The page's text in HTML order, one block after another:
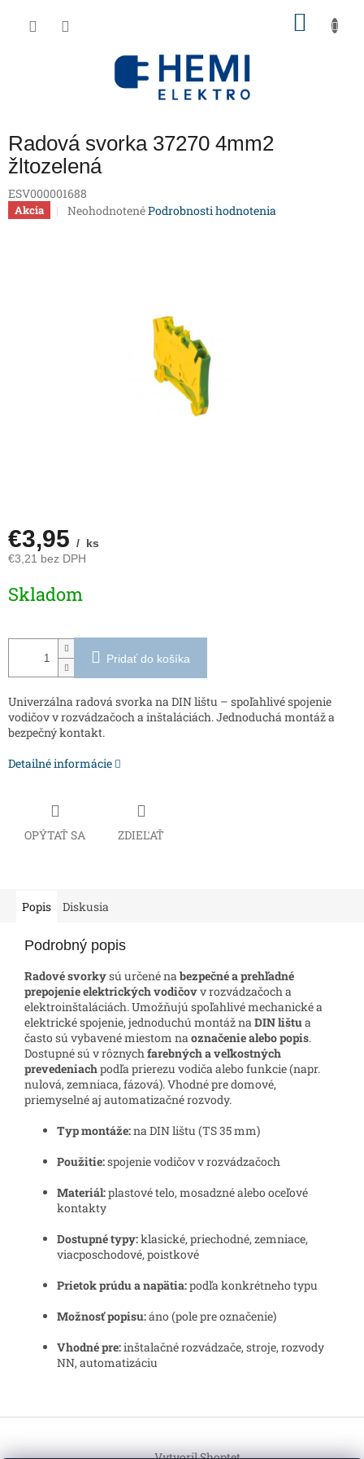
Radová svorka 37270 4mm2
žltozelená
ESV000001688
Akcia
Priemerné
NeohodnotenéPodrobnosti hodnotenia
€3,95 / ks
€3,21 bez DPH
cena:
Skladom
Pridať do košíka
Univerzálna radová svorka na DIN lištu – spoľahlivé spojenie
vodičov v rozvádzačoch a inštaláciách. Jednoduchá montáž a
bezpečný kontakt.
Detailné informácie
OPÝTAŤ SA ZDIEĽAŤ
Popis Diskusia
Podrobný popis
Radové svorkysú určené nabezpečné a prehľadné
prepojenie elektrických vodičovv rozvádzačoch a
elektroinštaláciách. Umožňujú spoľahlivé mechanické a
elektrické spojenie, jednoduchú montáž naDIN lištua
často sú vybavené miestom naoznačenie alebo popis.
Dostupné sú v rôznychfarebných a veľkostných
prevedeniachpodľa prierezu vodiča alebo funkcie (napr.
nulová, zemniaca, fázová). Vhodné pre domové,
priemyselné aj automatizačné rozvody.
Typ montáže:na DIN lištu (TS 35 mm)
Použitie:spojenie vodičov v rozvádzačoch
Materiál:plastové telo, mosadzné alebo oceľové
kontakty
Dostupné typy:klasické, priechodné, zemniace,
viacposchodové, poistkové
Prietok prúdu a napätia:podľa konkrétneho typu
Možnosť popisu:áno (pole pre označenie)
Vhodné pre:inštalačné rozvádzače, stroje, rozvody
NN, automatizáciu